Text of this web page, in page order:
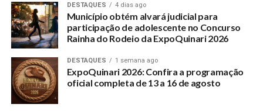
DESTAQUES 4 dias ago
Município obtém alvará judicial para
participação de adolescente no Concurso
Rainha do Rodeio da ExpoQuinari 2026
DESTAQUES 1 semana ago
ExpoQuinari 2026: Confira a programação
oficial completa de 13 a 16 de agosto